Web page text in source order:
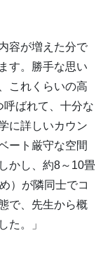
容が増えた分で
す。勝手な思い
これくらいの高
ばれて、十分な
に詳しいカウン
ート厳守な空間
かし、約8～10畳
）が隣同士でコ
で、先生から概
た。」